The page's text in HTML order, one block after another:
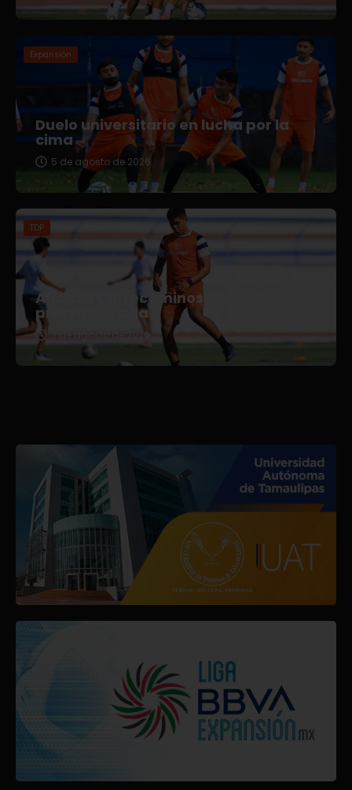
Expansión
Duelo universitario en lucha por la
cima
5 de agosto de 2026
TDP
Afianza Correcaminos TDP su
pretemporada
3 de agosto de 2026